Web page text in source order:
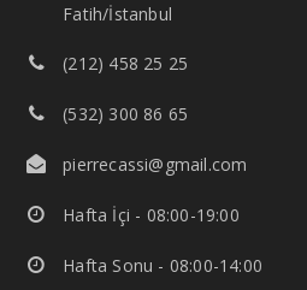
Fatih/İstanbul
(212) 458 25 25
(532) 300 86 65
pierrecassi@gmail.com
Hafta İçi - 08:00-19:00
Hafta Sonu - 08:00-14:00